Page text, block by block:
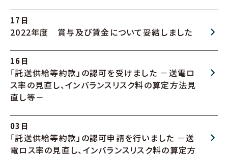
17日
2022年度 賞与及び賃金について妥結しました
16日
「託送供給等約款」の認可を受けました －送電ロ
ス率の見直し、インバランスリスク料の算定方法見
直し等－
03日
「託送供給等約款」の認可申請を行いました －送
電ロス率の見直し、インバランスリスク料の算定方